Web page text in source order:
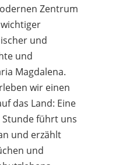
Zentrum
und
und
Magdalena.
wir einen
das Land: Eine
führt uns
und erzählt
und